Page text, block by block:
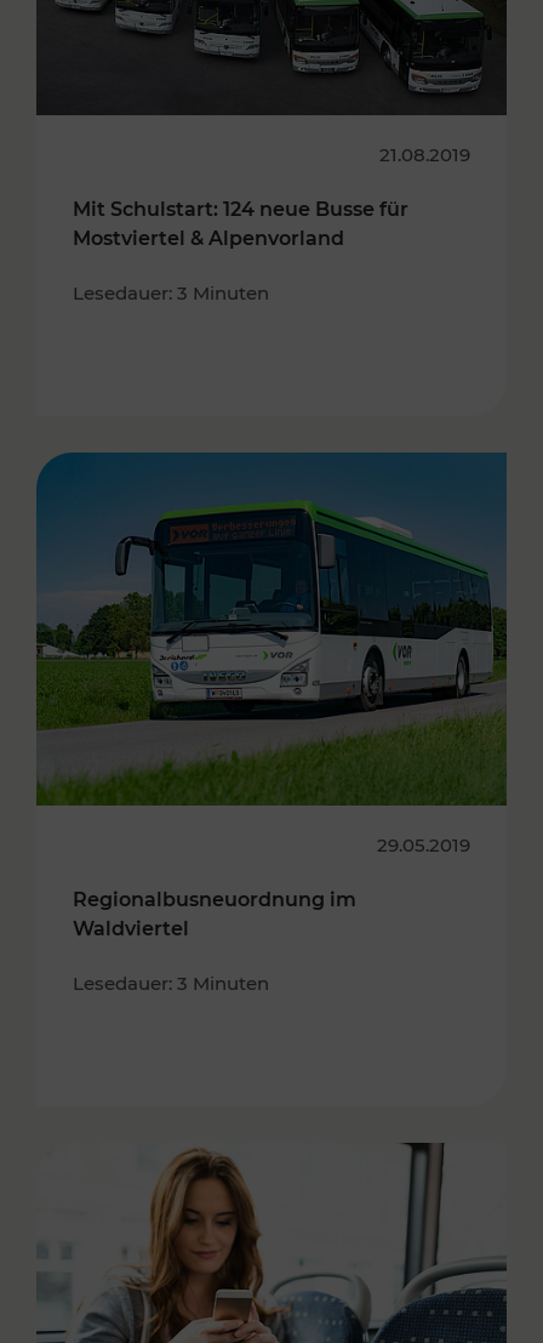
21.08.2019
Mit Schulstart: 124 neue Busse für
Mostviertel & Alpenvorland
Lesedauer: 3 Minuten
29.05.2019
Regionalbusneuordnung im
Waldviertel
Lesedauer: 3 Minuten